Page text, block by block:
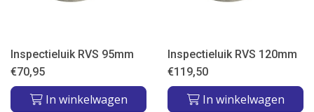
Inspectieluik RVS 95mm
€70,95
In winkelwagen
Inspectieluik RVS 120mm
€119,50
In winkelwagen